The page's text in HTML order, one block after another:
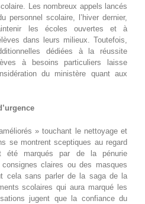
Les nombreux appels lancés
personnel scolaire, l’hiver dernier,
les écoles ouvertes et à
dans leurs milieux. Toutefois,
dédiées à la réussite
à besoins particuliers laisse
du ministère quant aux
» touchant le nettoyage et
se montrent sceptiques au regard
été marqués par de la pénurie
consignes claires ou des masques
cela sans parler de la saga de la
scolaires qui aura marqué les
jugent que la confiance du